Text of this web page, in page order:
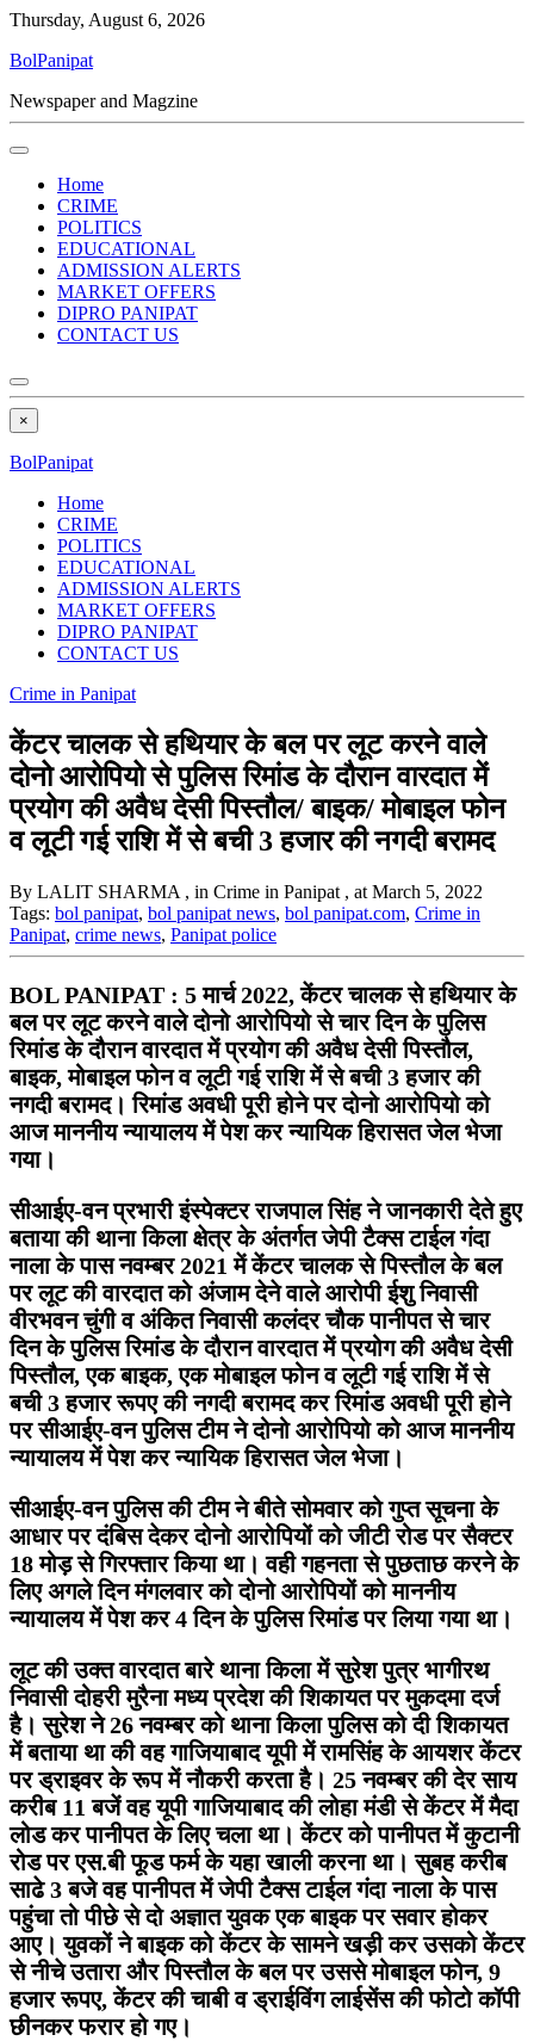
Thursday, August 6, 2026
BolPanipat
Newspaper and Magzine
Home
CRIME
POLITICS
EDUCATIONAL
ADMISSION ALERTS
MARKET OFFERS
DIPRO PANIPAT
CONTACT US
×
BolPanipat
Home
CRIME
POLITICS
EDUCATIONAL
ADMISSION ALERTS
MARKET OFFERS
DIPRO PANIPAT
CONTACT US
Crime in Panipat
केंटर चालक से हथियार के बल पर लूट करने वाले
दोनो आरोपियो से पुलिस रिमांड के दौरान वारदात में
प्रयोग की अवैध देसी पिस्तौल/ बाइक/ मोबाइल फोन
व लूटी गई राशि में से बची 3 हजार की नगदी बरामद
By LALIT SHARMA , in Crime in Panipat , at March 5, 2022
Tags: bol panipat, bol panipat news, bol panipat.com, Crime in
Panipat, crime news, Panipat police
BOL PANIPAT : 5 मार्च 2022, केंटर चालक से हथियार के
बल पर लूट करने वाले दोनो आरोपियो से चार दिन के पुलिस
रिमांड के दौरान वारदात में प्रयोग की अवैध देसी पिस्तौल,
बाइक, मोबाइल फोन व लूटी गई राशि में से बची 3 हजार की
नगदी बरामद। रिमांड अवधी पूरी होने पर दोनो आरोपियो को
आज माननीय न्यायालय में पेश कर न्यायिक हिरासत जेल भेजा
गया।
सीआईए-वन प्रभारी इंस्पेक्टर राजपाल सिंह ने जानकारी देते हुए
बताया की थाना किला क्षेत्र के अंतर्गत जेपी टैक्स टाईल गंदा
नाला के पास नवम्बर 2021 में केंटर चालक से पिस्तौल के बल
पर लूट की वारदात को अंजाम देने वाले आरोपी ईशु निवासी
वीरभवन चुंगी व अंकित निवासी कलंदर चौक पानीपत से चार
दिन के पुलिस रिमांड के दौरान वारदात में प्रयोग की अवैध देसी
पिस्तौल, एक बाइक, एक मोबाइल फोन व लूटी गई राशि में से
बची 3 हजार रूपए की नगदी बरामद कर रिमांड अवधी पूरी होने
पर सीआईए-वन पुलिस टीम ने दोनो आरोपियो को आज माननीय
न्यायालय में पेश कर न्यायिक हिरासत जेल भेजा।
सीआईए-वन पुलिस की टीम ने बीते सोमवार को गुप्त सूचना के
आधार पर दंबिस देकर दोनो आरोपियों को जीटी रोड पर सैक्टर
18 मोड़ से गिरफ्तार किया था। वही गहनता से पुछताछ करने के
लिए अगले दिन मंगलवार को दोनो आरोपियों को माननीय
न्यायालय में पेश कर 4 दिन के पुलिस रिमांड पर लिया गया था।
लूट की उक्त वारदात बारे थाना किला में सुरेश पुत्र भागीरथ
निवासी दोहरी मुरैना मध्य प्रदेश की शिकायत पर मुकदमा दर्ज
है। सुरेश ने 26 नवम्बर को थाना किला पुलिस को दी शिकायत
में बताया था की वह गाजियाबाद यूपी में रामसिंह के आयशर केंटर
पर ड्राइवर के रूप में नौकरी करता है। 25 नवम्बर की देर साय
करीब 11 बजें वह यूपी गाजियाबाद की लोहा मंडी से केंटर में मैदा
लोड कर पानीपत के लिए चला था। केंटर को पानीपत में कुटानी
रोड पर एस.बी फूड फर्म के यहा खाली करना था। सुबह करीब
साढे 3 बजे वह पानीपत में जेपी टैक्स टाईल गंदा नाला के पास
पहुंचा तो पीछे से दो अज्ञात युवक एक बाइक पर सवार होकर
आए। युवकों ने बाइक को केंटर के सामने खड़ी कर उसको केंटर
से नीचे उतारा और पिस्तौल के बल पर उससे मोबाइल फोन, 9
हजार रूपए, केंटर की चाबी व ड्राईविंग लाईसेंस की फोटो कॉपी
छीनकर फरार हो गए।